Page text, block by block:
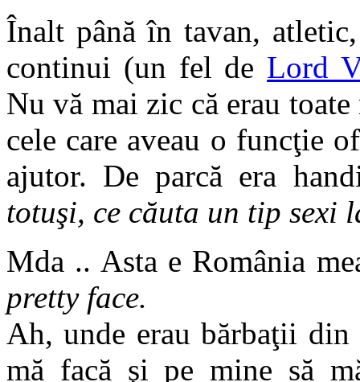
Înalt până în tavan,
continui (un fel de Lord
Nu vă mai zic că erau
cele care aveau o funcţie
ajutor. De parcă era
totuşi, ce căuta un tip sexi
Mda .. Asta e România
pretty face.
Ah, unde erau bărbaţii
mă facă şi pe mine să